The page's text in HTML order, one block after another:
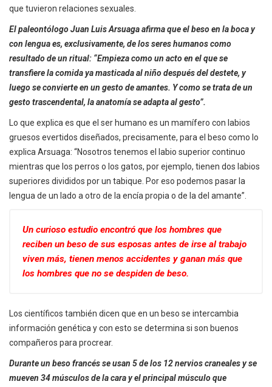
que tuvieron relaciones sexuales.
El paleontólogo Juan Luis Arsuaga afirma que el beso en la boca y
con lengua es, exclusivamente, de los seres humanos como
resultado de un ritual: “Empieza como un acto en el que se
transfiere la comida ya masticada al niño después del destete, y
luego se convierte en un gesto de amantes. Y como se trata de un
gesto trascendental, la anatomía se adapta al gesto”.
Lo que explica es que el ser humano es un mamífero con labios
gruesos evertidos diseñados, precisamente, para el beso como lo
explica Arsuaga: “Nosotros tenemos el labio superior continuo
mientras que los perros o los gatos, por ejemplo, tienen dos labios
superiores divididos por un tabique. Por eso podemos pasar la
lengua de un lado a otro de la encía propia o de la del amante”.
Un curioso estudio encontró que los hombres que
reciben un beso de sus esposas antes de irse al trabajo
viven más, tienen menos accidentes y ganan más que
los hombres que no se despiden de beso.
Los científicos también dicen que en un beso se intercambia
información genética y con esto se determina si son buenos
compañeros para procrear.
Durante un beso francés se usan 5 de los 12 nervios craneales y se
mueven 34 músculos de la cara y el principal músculo que